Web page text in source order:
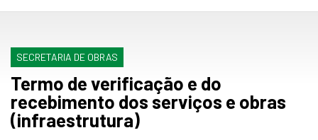
SECRETARIA DE OBRAS
Termo de verificação e do
recebimento dos serviços e obras
(infraestrutura)